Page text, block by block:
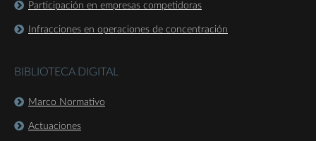
Participación en empresas competidoras
Infracciones en operaciones de concentración
BIBLIOTECA DIGITAL
Marco Normativo
Actuaciones